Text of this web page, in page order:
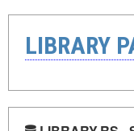
LIBRARY